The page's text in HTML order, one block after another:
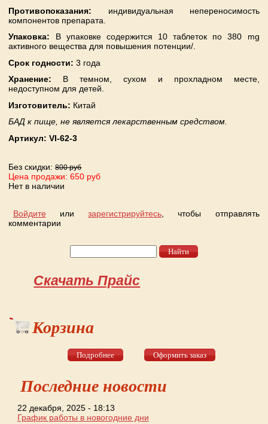
Противопоказания: индивидуальная непереносимость
компонентов препарата.
Упаковка: В упаковке содержится 10 таблеток по 380 mg
активного вещества для повышения потенции/.
Срок годности: 3 года
Хранение: В темном, сухом и прохладном месте,
недоступном для детей.
Изготовитель: Китай
БАД к пище, не является лекарственным средством.
Артикул: VI-62-3
Без скидки:800 руб
Цена продажи: 650 руб
Нет в наличии
Войдите илизарегистрируйтесь , чтобы отправлять
комментарии
Скачать Прайс
Корзина
Подробнее Оформить заказ
Последние новости
22 декабря, 2025 - 18:13
График работы в новогодние дни